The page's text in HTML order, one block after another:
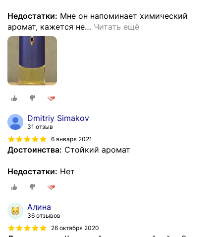
Недостатки: Мне он напоминает химический
аромат, кажется не… Читать ещё
Dmitriy Simakov
31 отзыв
6 января 2021
Достоинства: Стойкий аромат
Недостатки: Нет
Алина
36 отзывов
26 октября 2020